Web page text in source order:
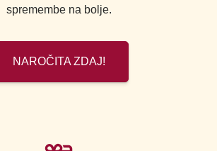
spremembe na bolje.
NAROČITA ZDAJ!